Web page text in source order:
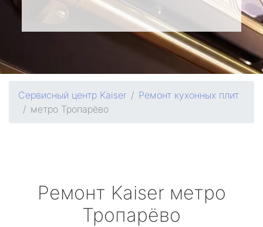
Сервисный центр Kaiser
Ремонт кухонных плит
метро Тропарёво
Ремонт Kaiser метро
Тропарёво